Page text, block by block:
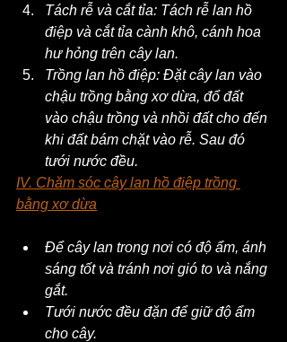
Tách rễ và cắt tỉa: Tách rễ lan hồ
điệp và cắt tỉa cành khô, cánh hoa
hư hỏng trên cây lan.
Trồng lan hồ điệp: Đặt cây lan vào
chậu trồng bằng xơ dừa, đổ đất
vào chậu trồng và nhồi đất cho đến
khi đất bám chặt vào rễ. Sau đó
tưới nước đều.
IV. Chăm sóc cây lan hồ điệp trồng
bằng xơ dừa
Để cây lan trong nơi có độ ẩm, ánh
sáng tốt và tránh nơi gió to và nắng
gắt.
Tưới nước đều đặn để giữ độ ẩm
cho cây.